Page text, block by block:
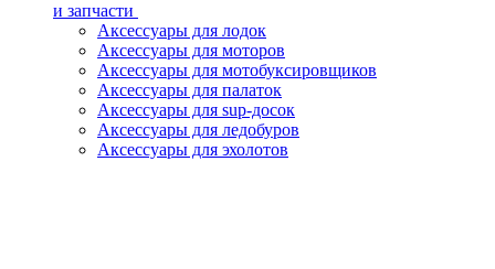
и запчасти
Аксессуары для лодок
Аксессуары для моторов
Аксессуары для мотобуксировщиков
Аксессуары для палаток
Аксессуары для sup-досок
Аксессуары для ледобуров
Аксессуары для эхолотов